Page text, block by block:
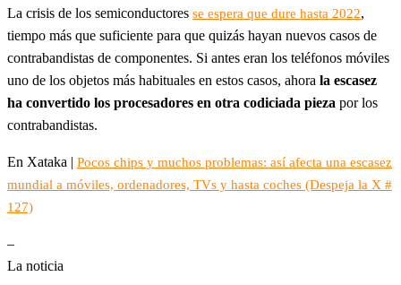
La crisis de los semiconductores se espera que dure hasta 2022,
tiempo más que suficiente para que quizás hayan nuevos casos de
contrabandistas de componentes. Si antes eran los teléfonos móviles
uno de los objetos más habituales en estos casos, ahora la escasez
ha convertido los procesadores en otra codiciada pieza por los
contrabandistas.
En Xataka | Pocos chips y muchos problemas: así afecta una escasez
mundial a móviles, ordenadores, TVs y hasta coches (Despeja la X #
127)
–
La noticia